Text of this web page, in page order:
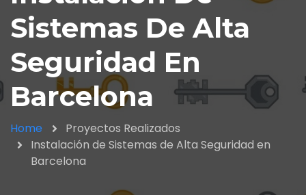
Sistemas De Alta
Seguridad En
Barcelona
Home
Proyectos Realizados
Instalación de Sistemas de Alta Seguridad en
Barcelona